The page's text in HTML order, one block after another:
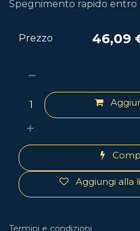
Spegnimento rapido entro
Aggiungi alla
Prezzo 46,09
Termini e condizioni